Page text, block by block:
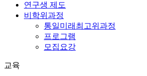
연구생 제도
비학위과정
통일미래최고위과정
프로그램
모집요강
교육